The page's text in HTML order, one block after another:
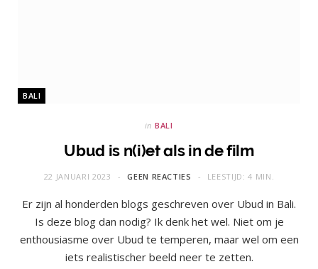
BALI
in BALI
Ubud is n(i)et als in de film
22 JANUARI 2023 GEEN REACTIES LEESTIJD: 4 MIN.
Er zijn al honderden blogs geschreven over Ubud in Bali.
Is deze blog dan nodig? Ik denk het wel. Niet om je
enthousiasme over Ubud te temperen, maar wel om een
iets realistischer beeld neer te zetten.